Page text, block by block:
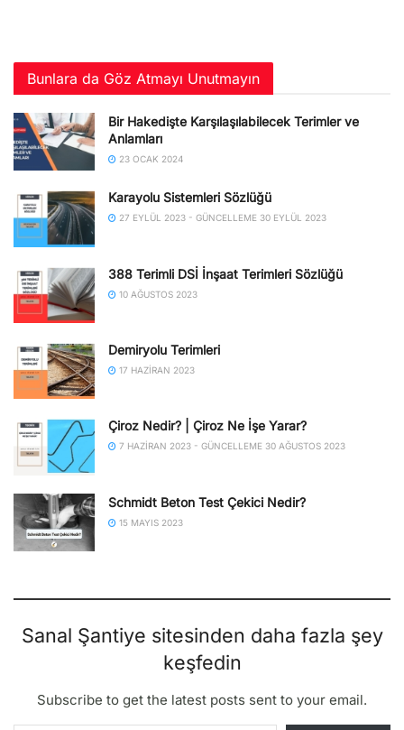
Bunlara da Göz Atmayı Unutmayın
Bir Hakedişte Karşılaşılabilecek Terimler ve
Anlamları
23 OCAK 2024
Karayolu Sistemleri Sözlüğü
27 EYLÜL 2023 - GÜNCELLEME 30 EYLÜL 2023
388 Terimli DSİ İnşaat Terimleri Sözlüğü
10 AĞUSTOS 2023
Demiryolu Terimleri
17 HAZIRAN 2023
Çiroz Nedir? | Çiroz Ne İşe Yarar?
7 HAZIRAN 2023 - GÜNCELLEME 30 AĞUSTOS 2023
Schmidt Beton Test Çekici Nedir?
15 MAYIS 2023
Sanal Şantiye sitesinden daha fazla şey
keşfedin
Subscribe to get the latest posts sent to your email.
E-postanızı yazın…